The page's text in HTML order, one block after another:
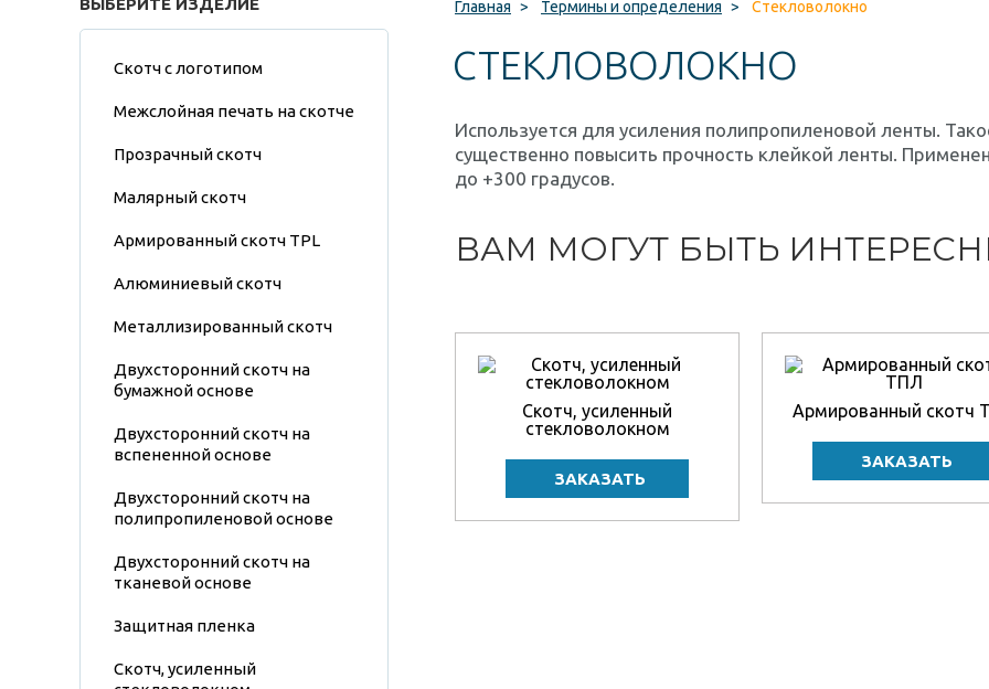
ВЫБЕРИТЕ ИЗДЕЛИЕ
Скотч с логотипом
Межслойная печать на скотче
Прозрачный скотч
Малярный скотч
Армированный скотч TPL
Алюминиевый скотч
Металлизированный скотч
Двухсторонний скотч на
бумажной основе
Двухсторонний скотч на
вспененной основе
Двухсторонний скотч на
полипропиленовой основе
Двухсторонний скотч на
тканевой основе
Защитная пленка
Скотч, усиленный
Главная > Термины и определения > Стекловолокно
СТЕКЛОВОЛОКНО
Используется для усиления полипропиленовой ленты.
существенно повысить прочность клейкой ленты.
до +300 градусов.
ВАМ МОГУТ БЫТЬ
Скотч, усиленный
стекловолокном
Армированный скотч